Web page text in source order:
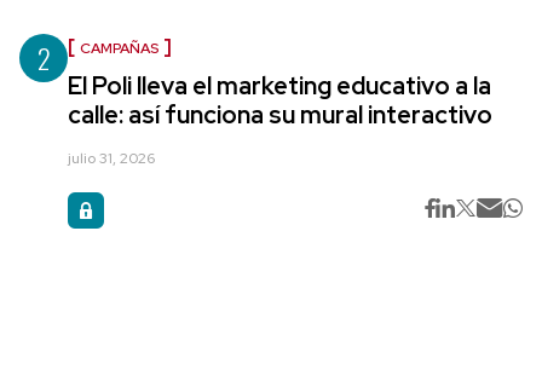
2 CAMPAÑAS
El Poli lleva el marketing educativo a la
calle: así funciona su mural interactivo
julio 31, 2026